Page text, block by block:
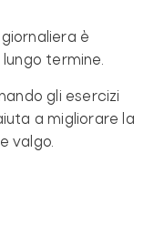
è
termine.
gli esercizi
a migliorare la
valgo.